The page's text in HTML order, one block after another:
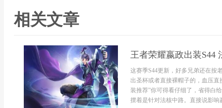
相关文章
王者荣耀嬴政出装S44
这赛季S44更新，好多兄弟还在按
出圣杯或者直接裸帽子的，血压
装推荐”你可得看仔细了，省得白
摆着是针对法核中路。直接说影响